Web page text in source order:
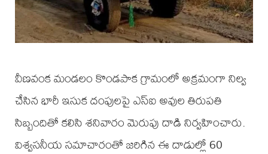
వీణవంక మండలం కొండపాక గ్రామంలో అక్రమంగా నిల్వ
చేసిన భారీ ఇసుక దంపులపై ఎస్ఐ అవుల తిరుపతి
సిబ్బందితో కలిసి శనివారం మెరుపు దాడి నిర్వహించారు.
విశ్వసనీయ సమాచారంతో జరిగిన ఈ దాడుల్లో 60